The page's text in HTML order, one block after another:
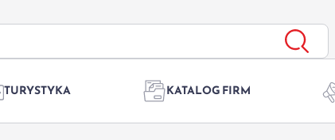
TURYSTYKA KATALOG FIRM